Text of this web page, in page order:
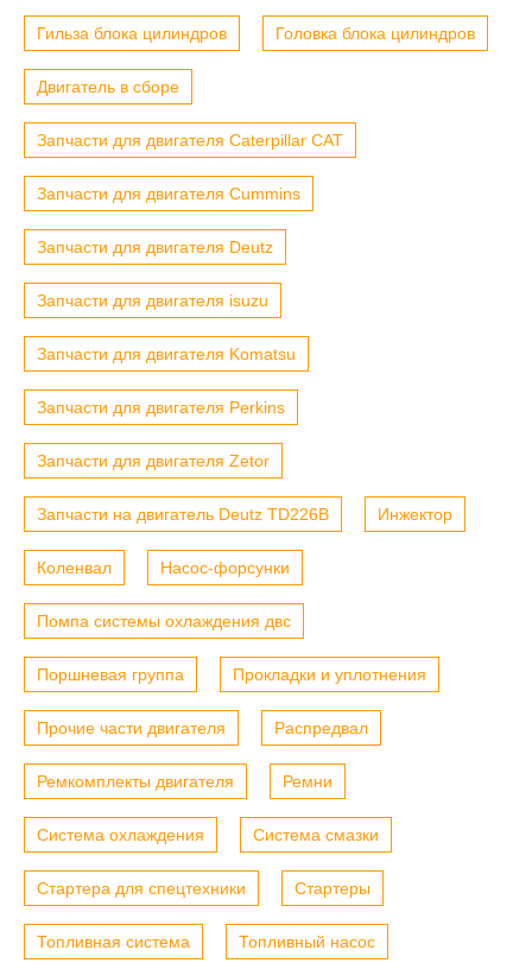
Гильза блока цилиндров Головка блока цилиндров
Двигатель в сборе
Запчасти для двигателя Caterpillar CAT
Запчасти для двигателя Cummins
Запчасти для двигателя Deutz
Запчасти для двигателя isuzu
Запчасти для двигателя Komatsu
Запчасти для двигателя Perkins
Запчасти для двигателя Zetor
Запчасти на двигатель Deutz TD226B Инжектор
Коленвал Насос-форсунки
Помпа системы охлаждения двс
Поршневая группа Прокладки и уплотнения
Прочие части двигателя Распредвал
Ремкомплекты двигателя Ремни
Система охлаждения Система смазки
Стартера для спецтехники Стартеры
Топливная система Топливный насос